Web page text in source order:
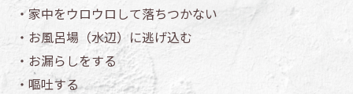
・家中をウロウロして落ちつかない
・お風呂場（水辺）に逃げ込む
・お漏らしをする
・嘔吐する